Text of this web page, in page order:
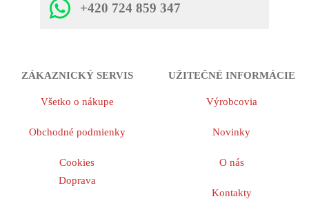
+420 724 859 347
ZÁKAZNICKÝ SERVIS
Všetko o nákupe
Obchodné podmienky
Cookies
Doprava
UŽITEČNÉ INFORMÁCIE
Výrobcovia
Novinky
O nás
Kontakty